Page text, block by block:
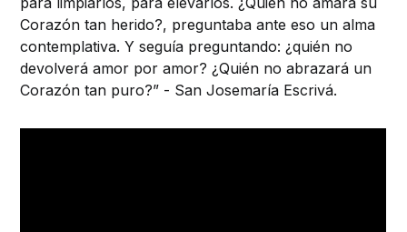
Corazón tan herido?, preguntaba ante eso un alma
contemplativa. Y seguía preguntando: ¿quién no
devolverá amor por amor? ¿Quién no abrazará un
Corazón tan puro?” - San Josemaría Escrivá.